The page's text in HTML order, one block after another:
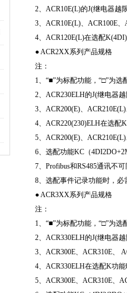
2、ACR10E(L)的J(继电器越
3、ACR10E(L)、ACR100E
4、ACR120E(L)在选配
● ACR2XX系列产品规格
注：
1、“■”为标配功能，“□”为选
2、ACR230ELH的J(继电器
3、ACR200(E)、
4、ACR220(230)ELH在选配
5、ACR200(E)、
6、选配功能KC（
7、Profibus和RS485通讯不可
8、选配事件记录功能时，必
● ACR3XX系列产品规格
注：
1、“■”为标配功能，“□”为选
2、ACR330ELH的J(继电器
3、ACR300E、ACR310E、
4、ACR330ELH在选配K功
5、ACR300E、ACR310E、